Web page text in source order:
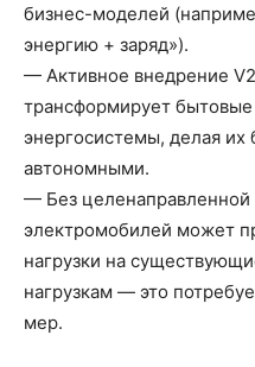
бизнес-моделей
энергию + заряд»).
— Активное внедрение
трансформирует
энергосистемы, делая их
автономными.
— Без целенаправленной
электромобилей может
нагрузки на
нагрузкам — это
мер.